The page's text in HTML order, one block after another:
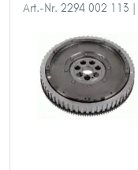
Art.-Nr. 2294 002 113